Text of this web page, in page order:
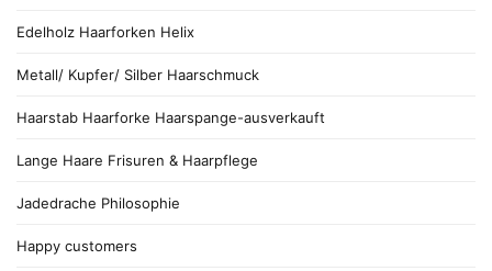
Edelholz Haarforken Helix
Metall/ Kupfer/ Silber Haarschmuck
Haarstab Haarforke Haarspange-ausverkauft
Lange Haare Frisuren & Haarpflege
Jadedrache Philosophie
Happy customers